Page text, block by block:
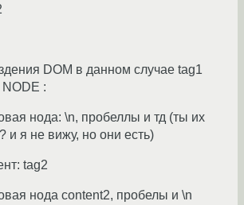
DOM в данном случае tag1
:
нода: \n, пробеллы и тд (ты их
и я не вижу, но они есть)
tag2
нода content2, пробелы и \n